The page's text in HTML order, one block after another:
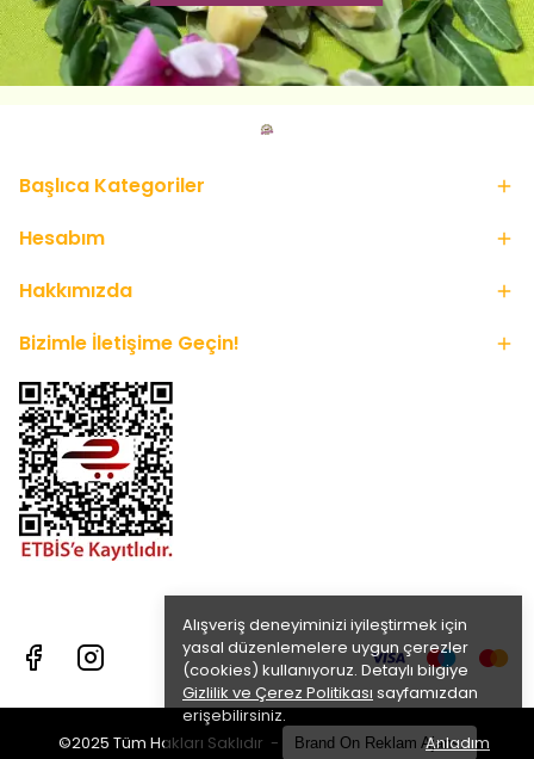
Alışveriş deneyiminizi iyileştirmek için
yasal düzenlemelere uygun çerezler
(cookies) kullanıyoruz. Detaylı bilgiye
Gizlilik ve Çerez Politikası sayfamızdan
erişebilirsiniz.
Anladım
Başlıca Kategoriler
Hesabım
Hakkımızda
Bizimle İletişime Geçin!
©2025 Tüm Hakları Saklıdır - Brand On Reklam Ajansı